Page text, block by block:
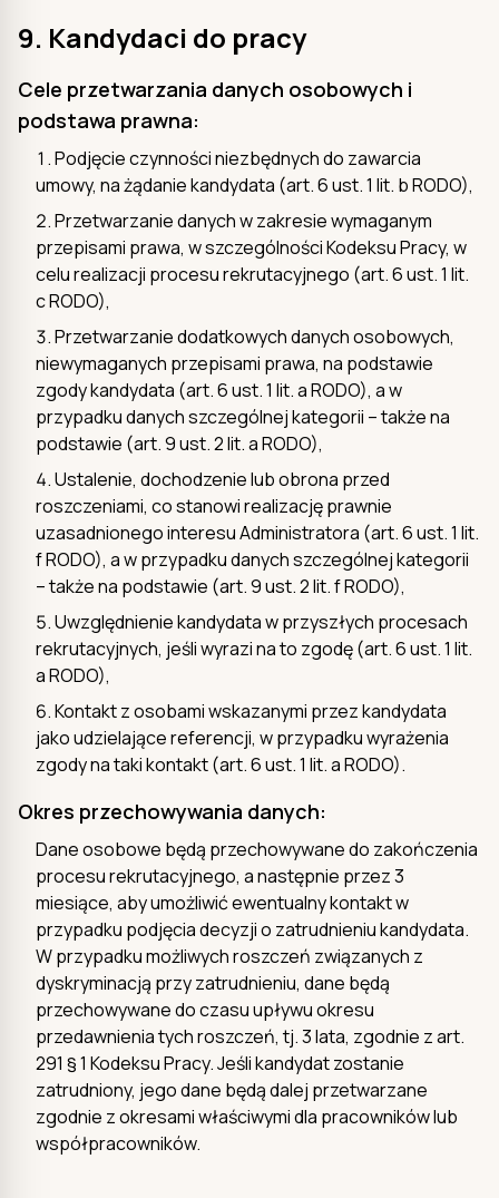
9. Kandydaci do pracy
Cele przetwarzania danych osobowych i
podstawa prawna:
Podjęcie czynności niezbędnych do zawarcia
umowy, na żądanie kandydata (art. 6 ust. 1 lit. b RODO),
Przetwarzanie danych w zakresie wymaganym
przepisami prawa, w szczególności Kodeksu Pracy, w
celu realizacji procesu rekrutacyjnego (art. 6 ust. 1 lit.
c RODO),
Przetwarzanie dodatkowych danych osobowych,
niewymaganych przepisami prawa, na podstawie
zgody kandydata (art. 6 ust. 1 lit. a RODO), a w
przypadku danych szczególnej kategorii – także na
podstawie (art. 9 ust. 2 lit. a RODO),
Ustalenie, dochodzenie lub obrona przed
roszczeniami, co stanowi realizację prawnie
uzasadnionego interesu Administratora (art. 6 ust. 1 lit.
f RODO), a w przypadku danych szczególnej kategorii
– także na podstawie (art. 9 ust. 2 lit. f RODO),
Uwzględnienie kandydata w przyszłych procesach
rekrutacyjnych, jeśli wyrazi na to zgodę (art. 6 ust. 1 lit.
a RODO),
Kontakt z osobami wskazanymi przez kandydata
jako udzielające referencji, w przypadku wyrażenia
zgody na taki kontakt (art. 6 ust. 1 lit. a RODO).
Okres przechowywania danych:
Dane osobowe będą przechowywane do zakończenia
procesu rekrutacyjnego, a następnie przez 3
miesiące, aby umożliwić ewentualny kontakt w
przypadku podjęcia decyzji o zatrudnieniu kandydata.
W przypadku możliwych roszczeń związanych z
dyskryminacją przy zatrudnieniu, dane będą
przechowywane do czasu upływu okresu
przedawnienia tych roszczeń, tj. 3 lata, zgodnie z art.
291 § 1 Kodeksu Pracy. Jeśli kandydat zostanie
zatrudniony, jego dane będą dalej przetwarzane
zgodnie z okresami właściwymi dla pracowników lub
współpracowników.